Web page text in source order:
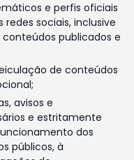
e perfis oficiais
sociais, inclusive
publicados e
de conteúdos
avisos e
e estritamente
dos
públicos, à